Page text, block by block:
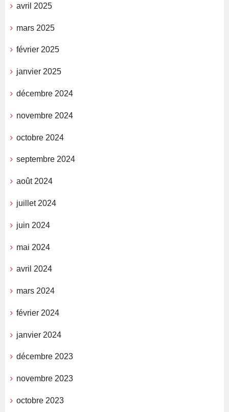
avril 2025
mars 2025
février 2025
janvier 2025
décembre 2024
novembre 2024
octobre 2024
septembre 2024
août 2024
juillet 2024
juin 2024
mai 2024
avril 2024
mars 2024
février 2024
janvier 2024
décembre 2023
novembre 2023
octobre 2023